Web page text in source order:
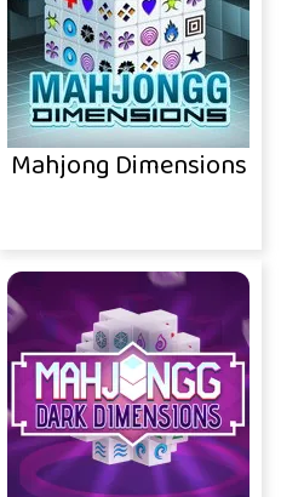
Mahjong Dimensions